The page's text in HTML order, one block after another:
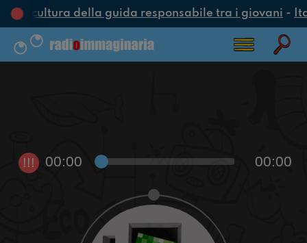
cultura della guida responsabile tra i giovani-
!!! 00:00 00:00